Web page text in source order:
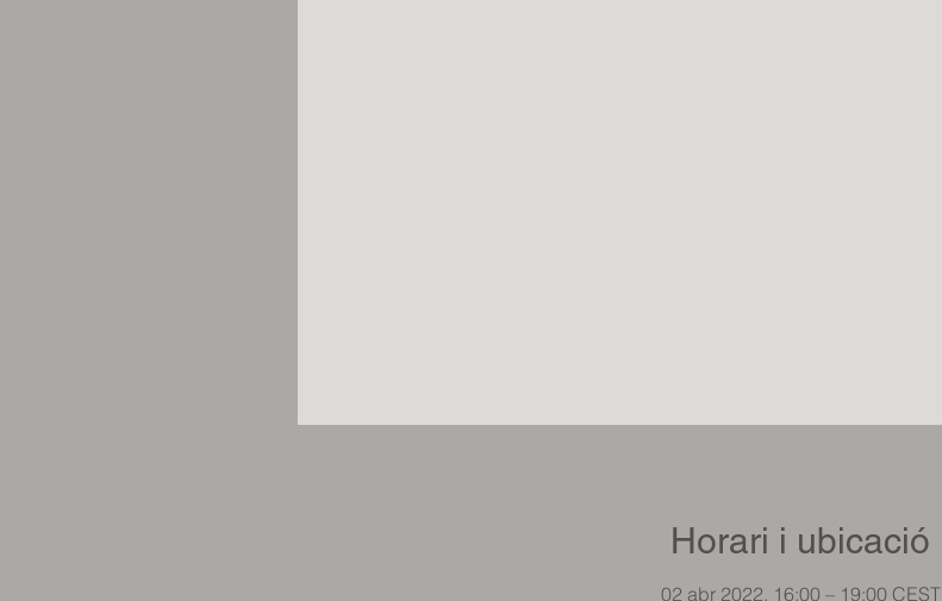
Horari i ubicació
02 abr 2022, 16:00 – 19:00 CEST